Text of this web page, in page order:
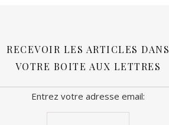
RECEVOIR LES ARTICLES DANS
VOTRE BOITE AUX LETTRES
Entrez votre adresse email: